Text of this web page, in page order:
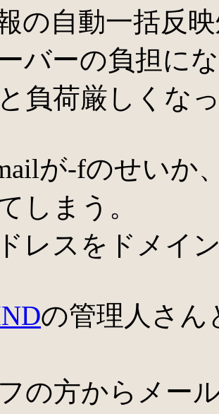
の自動一括反
バーの負担に
負荷厳しくな
が-fのせいか
しまう。
レスをドメイ
の管理人さん
の方からメー